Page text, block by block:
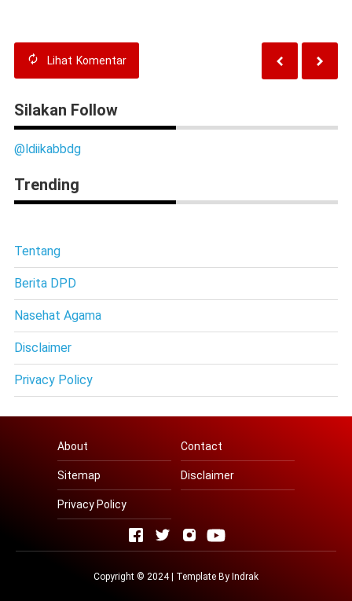
Lihat Komentar
Silakan Follow
@ldiikabbdg
Trending
Tentang
Berita DPD
Nasehat Agama
Disclaimer
Privacy Policy
About Contact
Sitemap Disclaimer
Privacy Policy
Copyright © 2024 | Template By Indrak